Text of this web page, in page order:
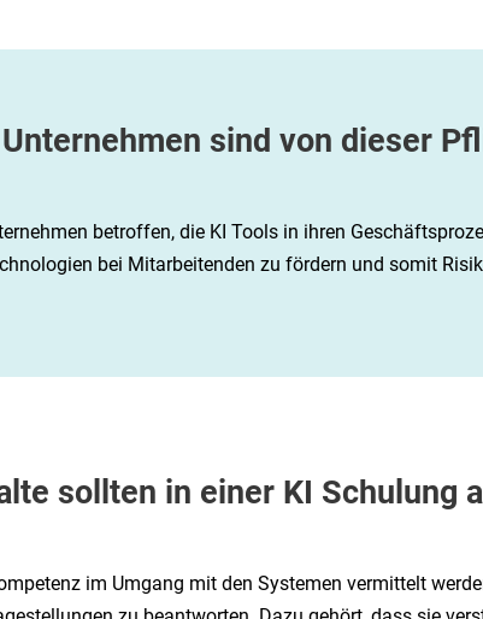
sind von dieser
betroffen, die KI Tools in ihren
bei Mitarbeitenden zu fördern und somit
sollten in einer KI Schulung
im Umgang mit den Systemen vermittelt